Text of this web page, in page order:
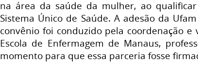
na área da saúde da mulher, ao
Sistema Único de Saúde. A adesão da
convênio foi conduzido pela coordenação
Escola de Enfermagem de Manaus,
momento para que essa parceria fosse